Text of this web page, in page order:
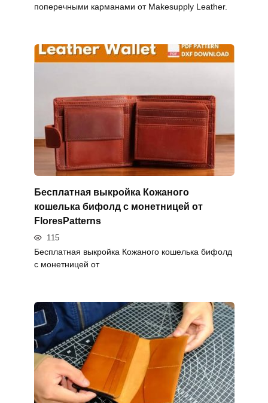
поперечными карманами от Makesupply Leather.
Бесплатная выкройка Кожаного
кошелька бифолд с монетницей от
FloresPatterns
115
Бесплатная выкройка Кожаного кошелька бифолд
с монетницей от